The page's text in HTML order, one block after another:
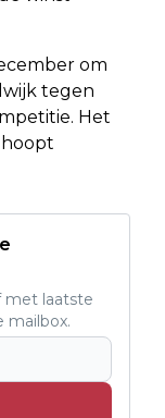
om
tegen
Het
met laatste
mailbox.